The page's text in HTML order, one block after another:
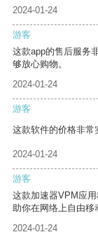
2024-01-24
游客
这款app的售后服务
够放心购物。
2024-01-24
游客
这款软件的价格非常
2024-01-24
游客
这款加速器VPM应
助你在网络上自由移
2024-01-24